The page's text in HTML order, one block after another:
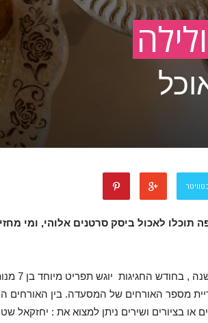
איפה תוכלו לאכול ביסק סרטנים אלוהי,
מספר האורחים של המסעדה. בין האורחים
בציורים ושירים ניתן למצוא את : יחזקאל